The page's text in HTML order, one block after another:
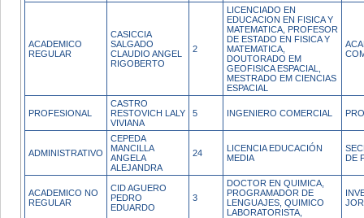
ACADEMICO
REGULAR
CASICCIA
SALGADO
CLAUDIO ANGEL
RIGOBERTO
2
LICENCIADO EN
EDUCACION EN FISICA Y
MATEMATICA, PROFESOR
DE ESTADO EN FISICA Y
MATEMATICA,
DOUTORADO EM
GEOFISICA ESPACIAL,
MESTRADO EM CIENCIAS
ESPACIAL
PROFESIONAL
CASTRO
RESTOVICH LALY
VIVIANA
5 INGENIERO COMERCIAL
ADMINISTRATIVO
CEPEDA
MANCILLA
ANGELA
ALEJANDRA
24
LICENCIA EDUCACIÓN
MEDIA
DE
ACADEMICO NO
REGULAR
CID AGUERO
PEDRO
EDUARDO
3
DOCTOR EN QUIMICA,
PROGRAMADOR DE
LENGUAJES, QUIMICO
LABORATORISTA,